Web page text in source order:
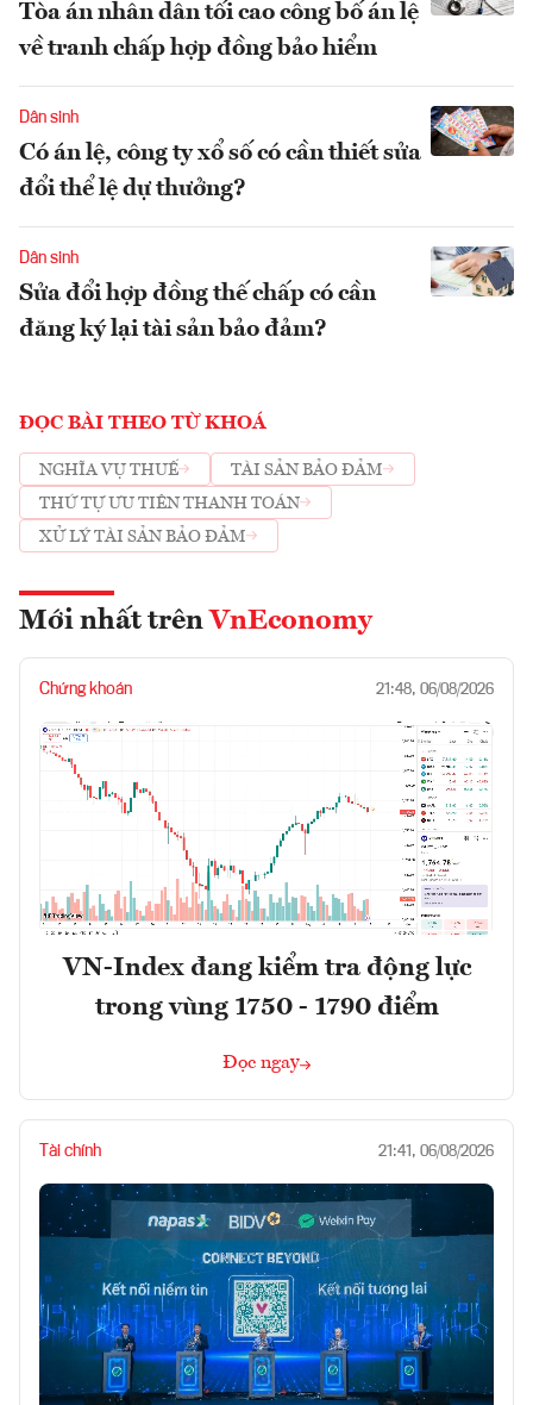
Tòa án nhân dân tối cao công bố án lệ
về tranh chấp hợp đồng bảo hiểm
Dân sinh
Có án lệ, công ty xổ số có cần thiết sửa
đổi thể lệ dự thưởng?
Dân sinh
Sửa đổi hợp đồng thế chấp có cần
đăng ký lại tài sản bảo đảm?
ĐỌC BÀI THEO TỪ KHOÁ
NGHĨA VỤ THUẾ
TÀI SẢN BẢO ĐẢM
THỨ TỰ ƯU TIÊN THANH TOÁN
XỬ LÝ TÀI SẢN BẢO ĐẢM
Mới nhất trên VnEconomy
Chứng khoán 21:48, 06/08/2026
VN-Index đang kiểm tra động lực
trong vùng 1750 - 1790 điểm
Đọc ngay
Tài chính 21:41, 06/08/2026